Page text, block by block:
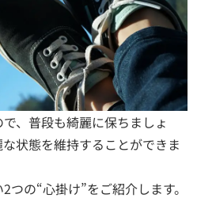
、普段も綺麗に保ちましょ
状態を維持することができま
の“心掛け”をご紹介します。